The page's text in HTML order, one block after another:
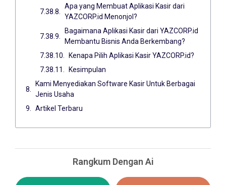
Apa yang Membuat Aplikasi Kasir dari
YAZCORP.id Menonjol?
Bagaimana Aplikasi Kasir dari YAZCORP.id
Membantu Bisnis Anda Berkembang?
Kenapa Pilih Aplikasi Kasir YAZCORP.id?
Kesimpulan
Kami Menyediakan Software Kasir Untuk Berbagai
Jenis Usaha
Artikel Terbaru
Rangkum Dengan Ai